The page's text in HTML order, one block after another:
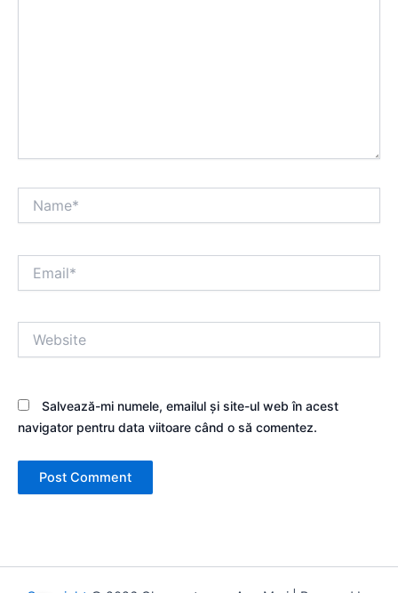
Salvează-mi numele, emailul și site-ul web în acest
navigator pentru data viitoare când o să comentez.